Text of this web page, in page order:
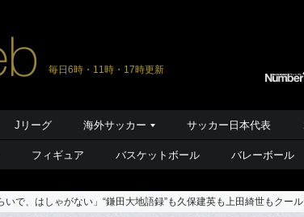
毎日6時・11時・17時更新
Jリーグ 海外サッカー サッカー日本代表
フィギュア バスケットボール バレーボール
いで、はしゃがない」“鎌田大地語録”も久保建英も上田綺世もク